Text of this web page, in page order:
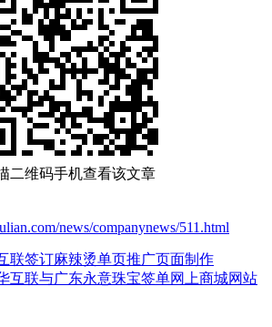
二维码手机查看该文章
news/companynews/511.html
联签订麻辣烫单页推广页面制作
互联与广东永意珠宝签单网上商城网站